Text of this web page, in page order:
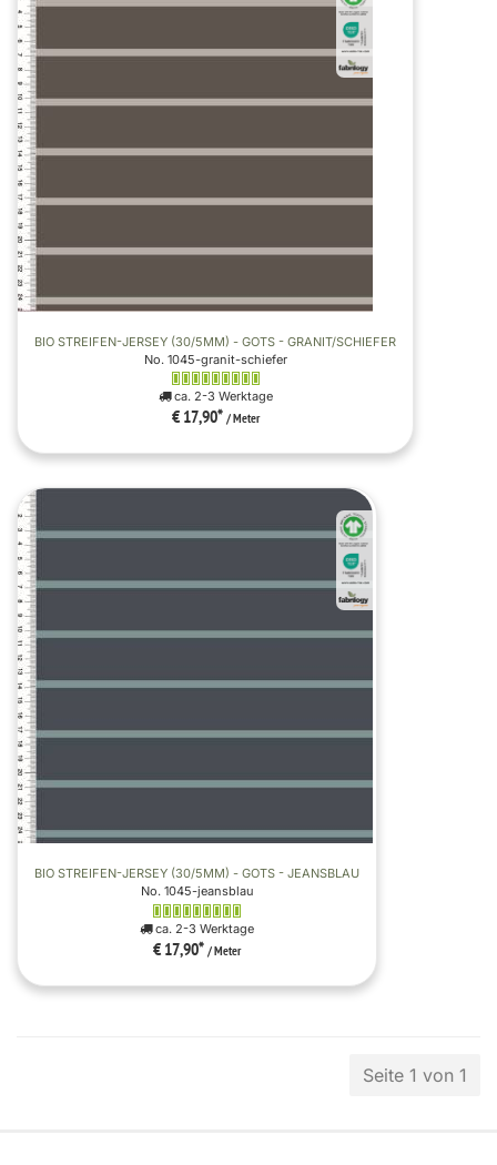
BIO STREIFEN-JERSEY (30/5MM) - GOTS - GRANIT/SCHIEFER
No. 1045-granit-schiefer
ca. 2-3 Werktage
€ 17,90* / Meter
BIO STREIFEN-JERSEY (30/5MM) - GOTS - JEANSBLAU
No. 1045-jeansblau
ca. 2-3 Werktage
€ 17,90* / Meter
Seite 1 von 1